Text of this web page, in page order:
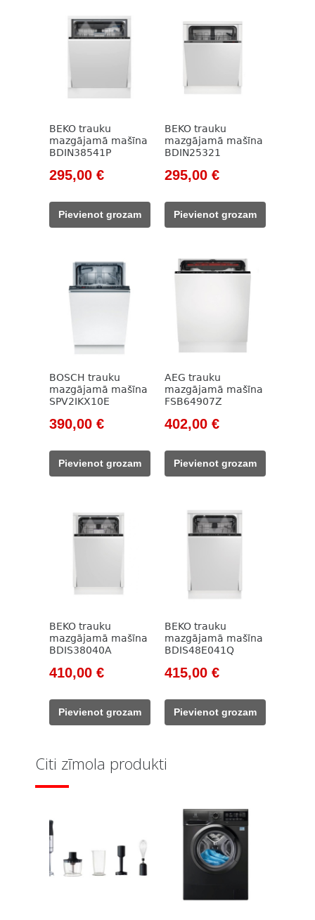
BEKO trauku
mazgājamā mašīna
BDIN38541P
Original
was:
609,00 €.
295,00 €Current
295,00 €.
Pievienot grozam
BEKO trauku
mazgājamā mašīna
BDIN25321
Original
was:
609,00 €.
295,00 €Current
295,00 €.
Pievienot grozam
BOSCH trauku
mazgājamā mašīna
SPV2IKX10E
Original
was:
510,00 €.
390,00 €Current
390,00 €.
Pievienot grozam
AEG trauku
mazgājamā mašīna
FSB64907Z
Original
was:
580,00 €.
402,00 €Current
402,00 €.
Pievienot grozam
BEKO trauku
mazgājamā mašīna
BDIS38040A
Original
was:
609,00 €.
410,00 €Current
410,00 €.
Pievienot grozam
BEKO trauku
mazgājamā mašīna
BDIS48E041Q
Original
was:
609,00 €.
415,00 €Current
415,00 €.
Pievienot grozam
Citi zīmola produkti